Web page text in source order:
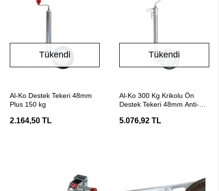
Tükendi
Al-Ko Destek Tekeri 48mm
Plus 150 kg
2.164,50 TL
Tükendi
Al-Ko 300 Kg Krikolu Ön
Destek Tekeri 48mm Anti-
5.076,92 TL